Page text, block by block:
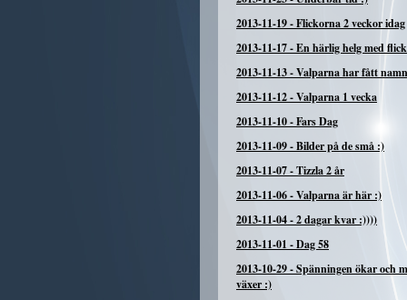
2013-11-19-Flickorna 2 veckor idag
2013-11-17-En härlig helg med
2013-11-13-Valparna har fått namn
2013-11-12-Valparna 1 vecka
2013-11-10-Fars Dag
2013-11-09-Bilder på de små :)
2013-11-07-Tizzla 2 år
2013-11-06-Valparna är här :)
2013-11-04-2 dagar kvar :))))
2013-11-01 -Dag 58
2013-10-29-Spänningen ökar och
växer :)